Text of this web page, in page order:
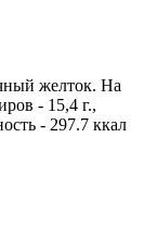
желток. На
- 15,4 г.,
- 297.7 ккал